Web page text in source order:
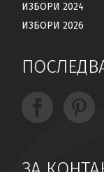
ИЗБОРИ 2024
ИЗБОРИ 2026